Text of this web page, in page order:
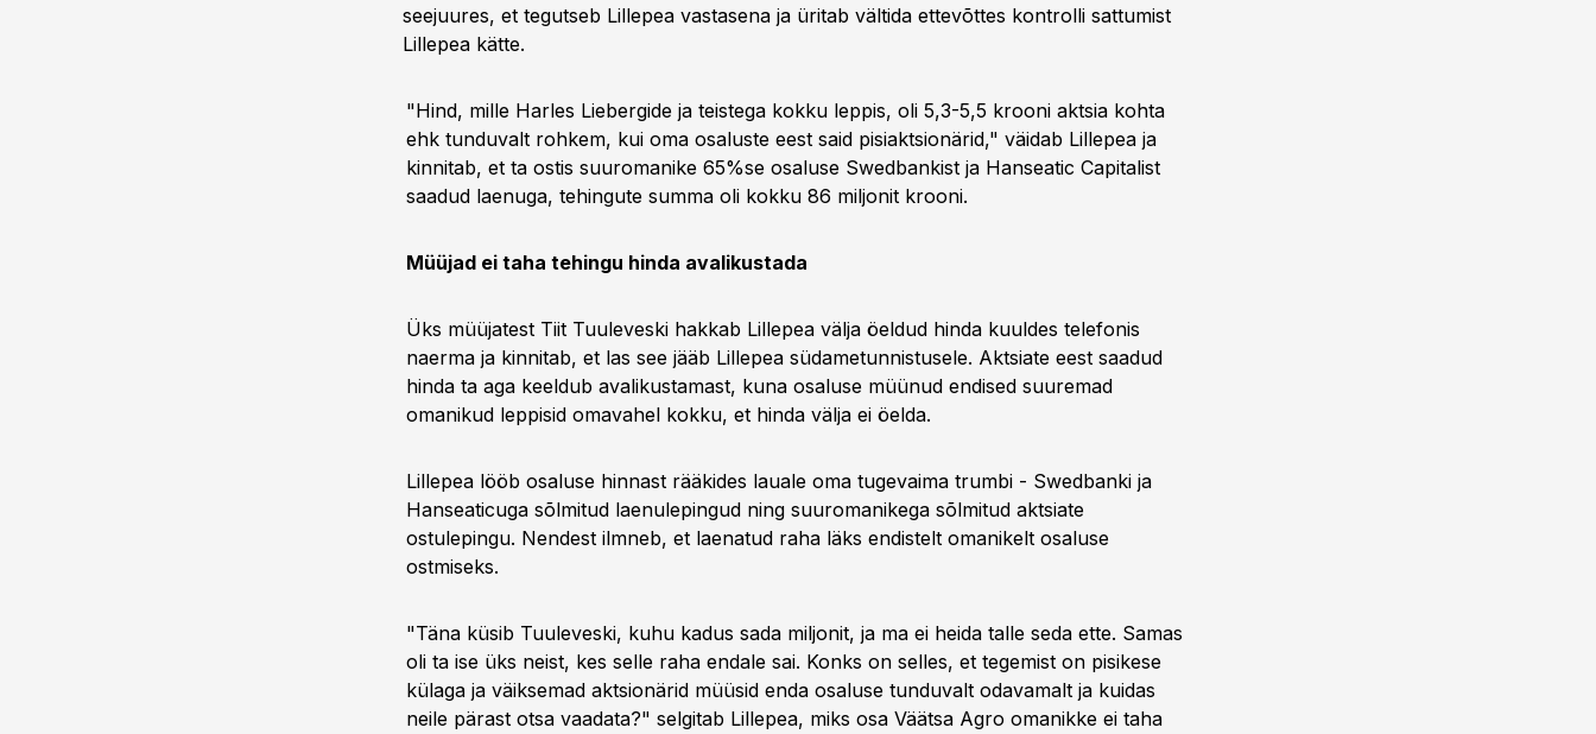
seejuures, et tegutseb Lillepea vastasena ja üritab vältida ettevõttes kontrolli sattumist
Lillepea kätte.
"Hind, mille Harles Liebergide ja teistega kokku leppis, oli 5,3-5,5 krooni aktsia kohta
ehk tunduvalt rohkem, kui oma osaluste eest said pisiaktsionärid," väidab Lillepea ja
kinnitab, et ta ostis suuromanike 65%se osaluse Swedbankist ja Hanseatic Capitalist
saadud laenuga, tehingute summa oli kokku 86 miljonit krooni.
Müüjad ei taha tehingu hinda avalikustada
Üks müüjatest Tiit Tuuleveski hakkab Lillepea välja öeldud hinda kuuldes telefonis
naerma ja kinnitab, et las see jääb Lillepea südametunnistusele. Aktsiate eest saadud
hinda ta aga keeldub avalikustamast, kuna osaluse müünud endised suuremad
omanikud leppisid omavahel kokku, et hinda välja ei öelda.
Lillepea lööb osaluse hinnast rääkides lauale oma tugevaima trumbi - Swedbanki ja
Hanseaticuga sõlmitud laenulepingud ning suuromanikega sõlmitud aktsiate
ostulepingu. Nendest ilmneb, et laenatud raha läks endistelt omanikelt osaluse
ostmiseks.
"Täna küsib Tuuleveski, kuhu kadus sada miljonit, ja ma ei heida talle seda ette. Samas
oli ta ise üks neist, kes selle raha endale sai. Konks on selles, et tegemist on pisikese
külaga ja väiksemad aktsionärid müüsid enda osaluse tunduvalt odavamalt ja kuidas
neile pärast otsa vaadata?" selgitab Lillepea, miks osa Väätsa Agro omanikke ei taha